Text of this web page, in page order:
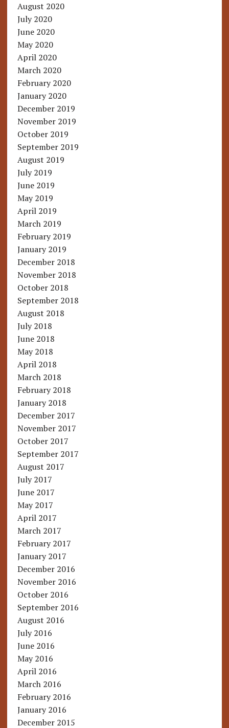
August 2020
July 2020
June 2020
May 2020
April 2020
March 2020
February 2020
January 2020
December 2019
November 2019
October 2019
September 2019
August 2019
July 2019
June 2019
May 2019
April 2019
March 2019
February 2019
January 2019
December 2018
November 2018
October 2018
September 2018
August 2018
July 2018
June 2018
May 2018
April 2018
March 2018
February 2018
January 2018
December 2017
November 2017
October 2017
September 2017
August 2017
July 2017
June 2017
May 2017
April 2017
March 2017
February 2017
January 2017
December 2016
November 2016
October 2016
September 2016
August 2016
July 2016
June 2016
May 2016
April 2016
March 2016
February 2016
January 2016
December 2015